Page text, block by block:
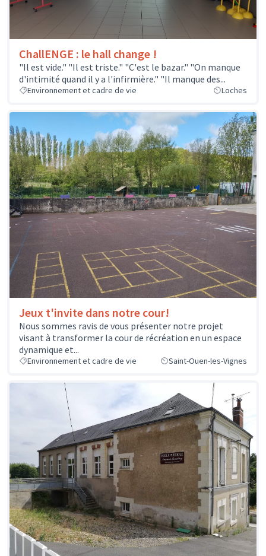
ChallENGE : le hall change !
"Il est vide." "Il est triste." "C'est le bazar." "On manque
d'intimité quand il y a l'infirmière." "Il manque des...
Environnement et cadre de vie Loches
Jeux t'invite dans notre cour!
Nous sommes ravis de vous présenter notre projet
visant à transformer la cour de récréation en un espace
dynamique et...
Environnement et cadre de vie Saint-Ouen-les-Vignes